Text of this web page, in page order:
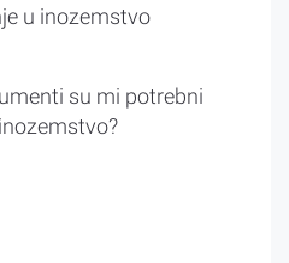
u inozemstvo
su mi potrebni